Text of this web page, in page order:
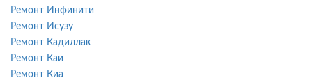
Ремонт Инфинити
Ремонт Исузу
Ремонт Кадиллак
Ремонт Каи
Ремонт Киа